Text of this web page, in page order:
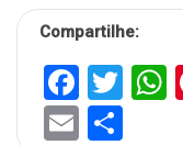
Compartilhe:
Email